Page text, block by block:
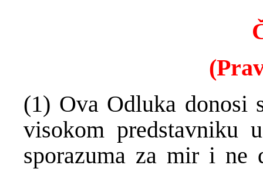
(1) Ova Odluka donosi
visokom predstavniku
sporazuma za mir i ne